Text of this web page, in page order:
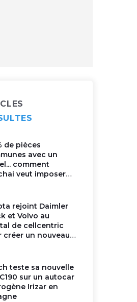
de pièces
avec un
comment
veut imposer
rejoint Daimler
et Volvo au
de cellcentric
créer un nouveau
teste sa nouvelle
sur un autocar
Irizar en